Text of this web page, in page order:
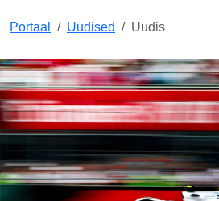
Portaal Uudised Uudis